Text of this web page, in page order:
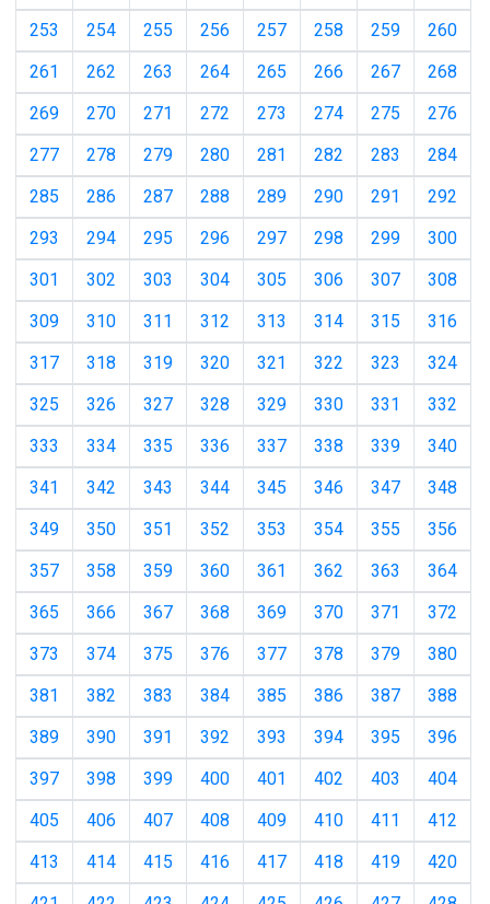
253
254 255 256 257 258 259
260
261
262 263 264 265 266 267
268
269
270 271 272 273 274 275
276
277
278 279 280 281 282 283
284
285
286 287 288 289 290 291
292
293
294 295 296 297 298 299
300
301
302 303 304 305 306 307
308
309
310 311 312 313 314 315
316
317
318 319 320 321 322 323
324
325
326 327 328 329 330 331
332
333
334 335 336 337 338 339
340
341
342 343 344 345 346 347
348
349
350 351 352 353 354 355
356
357
358 359 360 361 362 363
364
365
366 367 368 369 370 371
372
373
374 375 376 377 378 379
380
381
382 383 384 385 386 387
388
389
390 391 392 393 394 395
396
397
398 399 400 401 402 403
404
405
406 407 408 409 410 411
412
413
414 415 416 417 418 419
420